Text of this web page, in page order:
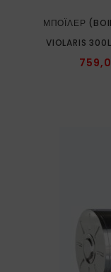
ΜΠΌΙΛΕΡ
VIOLARIS